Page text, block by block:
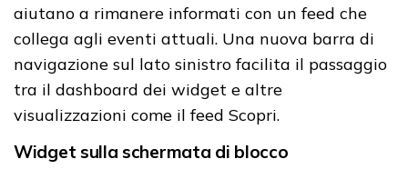
aiutano a rimanere informati con un feed che
collega agli eventi attuali. Una nuova barra di
navigazione sul lato sinistro facilita il passaggio
tra il dashboard dei widget e altre
visualizzazioni come il feed Scopri.
Widget sulla schermata di blocco